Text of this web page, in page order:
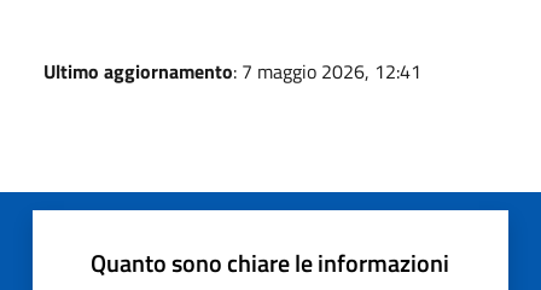
Ultimo aggiornamento: 7 maggio 2026, 12:41
Quanto sono chiare le informazioni